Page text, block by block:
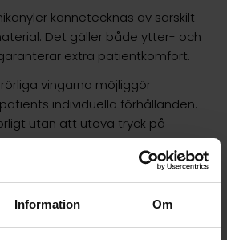
Information Om
kännetecknas av särskilt
Det gäller både ytter- och
extra patientkomfort.
vingarna möjliggör
individuella förhållanden.
utan att utöva tryck på
är utrustade med en extremt